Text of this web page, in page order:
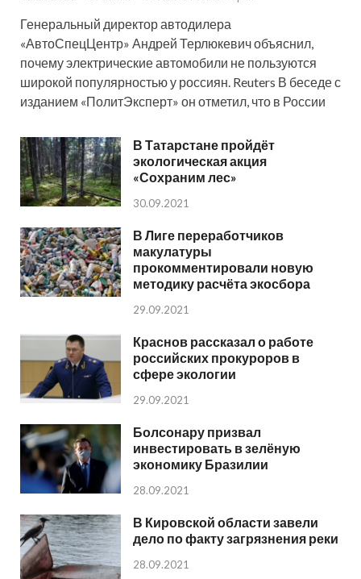
Генеральный директор автодилера
«АвтоСпецЦентр» Андрей Терлюкевич объяснил,
почему электрические автомобили не пользуются
широкой популярностью у россиян. Reuters В беседе с
изданием «ПолитЭксперт» он отметил, что в России
В Татарстане пройдёт
экологическая акция
«Сохраним лес»
30.09.2021
В Лиге переработчиков
макулатуры
прокомментировали новую
методику расчёта экосбора
29.09.2021
Краснов рассказал о работе
российских прокуроров в
сфере экологии
29.09.2021
Болсонару призвал
инвестировать в зелёную
экономику Бразилии
28.09.2021
В Кировской области завели
дело по факту загрязнения реки
28.09.2021